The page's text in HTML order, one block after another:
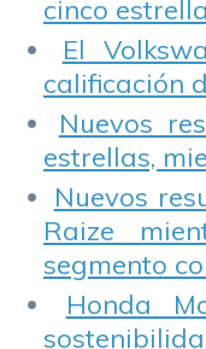
cinco
El
calificación
Nuevos
estrellas,
Nuevos
Raize
segmento
Honda